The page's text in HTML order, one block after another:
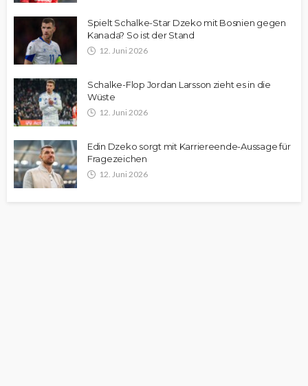
Spielt Schalke-Star Dzeko mit Bosnien gegen
Kanada? So ist der Stand
12. Juni 2026
Schalke-Flop Jordan Larsson zieht es in die
Wüste
12. Juni 2026
Edin Dzeko sorgt mit Karriereende-Aussage für
Fragezeichen
12. Juni 2026